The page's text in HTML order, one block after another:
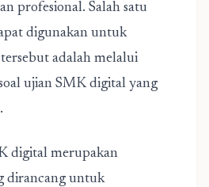
profesional. Salah satu
digunakan untuk
adalah melalui
ujian SMK digital yang
digital merupakan
dirancang untuk